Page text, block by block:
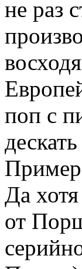
не раз
поп с
Да
от